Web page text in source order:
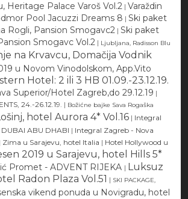
Heritage Palace Varoš Vol.2 | Varaždin
Pool Jacuzzi Dreams 8 | Ski paket
Rogli, Pansion Smogavc2 | Ski paket
Smogavc Vol.2 | Ljubljana, Radisson Blu
na Krvavcu, Domačija Vodnik
u Novom Vinodolskom, App.Vito
Hotel: 2 ili 3 HB 01.09.-23.12.19.
Superior/Hotel Zagreb,do 29.12.19 |
24.-26.12.19. | Božićne bajke Sava Rogaška
hotel Aurora 4* Vol.16 | Integral
ABU DHABI | Integral Zagreb - Nova
Zima u Sarajevu, hotel Italia | Hotel Hollywood u
2019 u Sarajevu, hotel Hills 5*
Promet - ADVENT RIJEKA | Luksuz
Radon Plaza Vol.51 | SKI PACKAGE,
vikend ponuda u Novigradu, hotel